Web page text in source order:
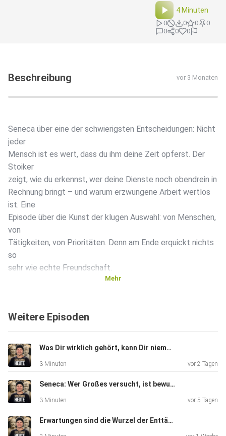
4 Minuten
0 0 0
0
0
0 0
Beschreibung vor 3 Monaten
Seneca über eine der schwierigsten Entscheidungen: Nicht
jeder
Mensch ist es wert, dass du ihm deine Zeit opferst. Der
Stoiker
zeigt, wie du erkennst, wer deine Dienste noch obendrein in
Rechnung bringt – und warum erzwungene Arbeit wertlos
ist. Eine
Episode über die Kunst der klugen Auswahl: von Menschen,
von
Tätigkeiten, von Prioritäten. Denn am Ende erquickt nichts
so
sehr wie echte Freundschaft.
nicht
jeder ist es wert.
Manche bringen dir deine Dienste in Rechnung, als würdest
du
Nichts erquickt den Geist so sehr wie treue und innige
Mehr
Weitere Episoden
Was Dir wirklich gehört, kann Dir niemand nehmen #260
3 Minuten vor 2 Tagen
Seneca: Wer Großes versucht, ist bewundernswert – auch wenn er fällt #259
3 Minuten vor 5 Tagen
Erwartungen sind die Wurzel der Enttäuschung #258